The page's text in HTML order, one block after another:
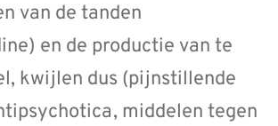
van de tanden
en de productie van te
kwijlen dus (pijnstillende
middelen tegen